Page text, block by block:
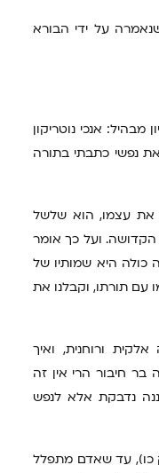
על ידי הבורא
אנכי נוטריקון
נפשי כתבתי בתורה
את עצמו, הוא שלשל
הקדושה. ועל כך אומר
היא שמותיו של
עם תורתו, וקבלנו את
ורוחנית, ואיך
בר חיבור הרי אין זה
נדבקת אלא לנפש
כו), עד שאדם מתפלל